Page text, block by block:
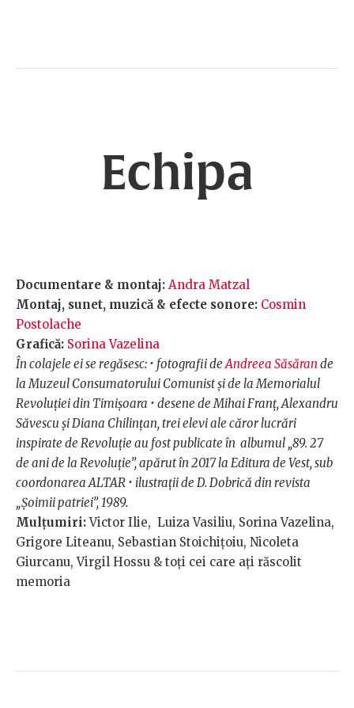
Echipa
Documentare & montaj: Andra Matzal
Montaj, sunet, muzică & efecte sonore: Cosmin
Postolache
Grafică: Sorina Vazelina
În colajele ei se regăsesc: • fotografii deAndreea Săsăran de
la Muzeul Consumatorului Comunist și de la Memorialul
Revoluției din Timișoara • desene de Mihai Franț, Alexandru
Săvescu și Diana Chilințan, trei elevi ale căror lucrări
inspirate de Revoluție au fost publicate în albumul „89. 27
de ani de la Revoluție”, apărut în 2017 la Editura de Vest, sub
coordonarea ALTAR • ilustrații de D. Dobrică din revista
„Șoimii patriei”, 1989.
Mulțumiri:Victor Ilie, Luiza Vasiliu, Sorina Vazelina,
Grigore Liteanu, Sebastian Stoichițoiu, Nicoleta
Giurcanu, Virgil Hossu & toți cei care ați răscolit
memoria